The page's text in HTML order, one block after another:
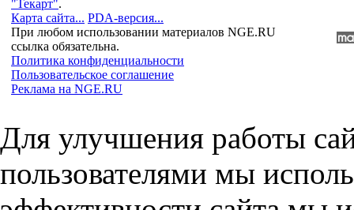
"Текарт".
Карта сайта... PDA-версия...
При любом использовании материалов NGE.RU
ссылка обязательна.
Политика конфиденциальности
Пользовательское соглашение
Реклама на NGE.RU
Для улучшения работы
пользователями мы